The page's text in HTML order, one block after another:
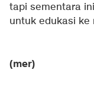
tapi sementara
untuk edukasi ke
(mer)